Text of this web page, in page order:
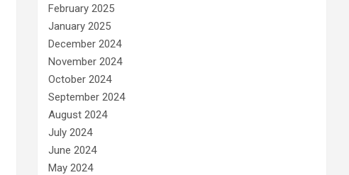
February 2025
January 2025
December 2024
November 2024
October 2024
September 2024
August 2024
July 2024
June 2024
May 2024